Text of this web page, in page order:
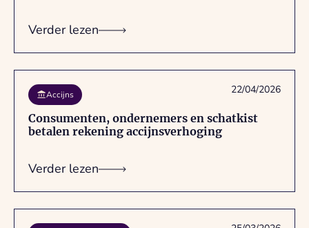
Verder lezen
Accijns
Consumenten, ondernemers en schatkist
betalen rekening accijnsverhoging
Verder lezen
22/04/2026